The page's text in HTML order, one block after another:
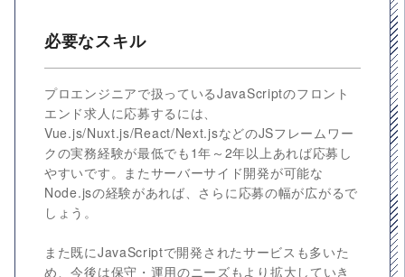
必要なスキル
プロエンジニアで扱っているJavaScriptのフロント
エンド求人に応募するには、
Vue.js/Nuxt.js/React/Next.jsなどのJSフレームワー
クの実務経験が最低でも1年～2年以上あれば応募し
やすいです。またサーバーサイド開発が可能な
Node.jsの経験があれば、さらに応募の幅が広がるで
しょう。
また既にJavaScriptで開発されたサービスも多いた
め、今後は保守・運用のニーズもより拡大していき